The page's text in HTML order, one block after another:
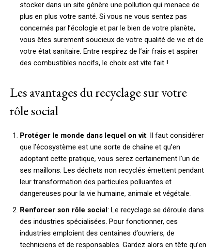
stocker dans un site génère une pollution qui menace de
plus en plus votre santé. Si vous ne vous sentez pas
concernés par l’écologie et par le bien de votre planète,
vous êtes surement soucieux de votre qualité de vie et de
votre état sanitaire. Entre respirez de l’air frais et aspirer
des combustibles nocifs, le choix est vite fait !
Les avantages du recyclage sur votre
rôle social
Protéger le monde dans lequel on vit: Il faut considérer
que l’écosystème est une sorte de chaîne et qu’en
adoptant cette pratique, vous serez certainement l’un de
ses maillons. Les déchets non recyclés émettent pendant
leur transformation des particules polluantes et
dangereuses pour la vie humaine, animale et végétale.
Renforcer son rôle social: Le recyclage se déroule dans
des industries spécialisées. Pour fonctionner, ces
industries emploient des centaines d’ouvriers, de
techniciens et de responsables. Gardez alors en tête qu’en